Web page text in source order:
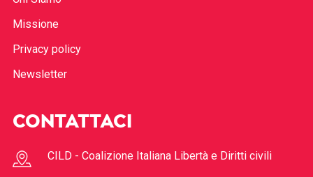
Missione
Privacy policy
Newsletter
CONTATTACI
CILD - Coalizione Italiana Libertà e Diritti civili